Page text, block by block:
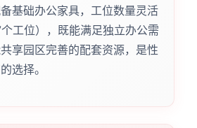
基础办公家具，工位数量灵活
个工位），既能满足独立办公需
享园区完善的配套资源，是性
选择。